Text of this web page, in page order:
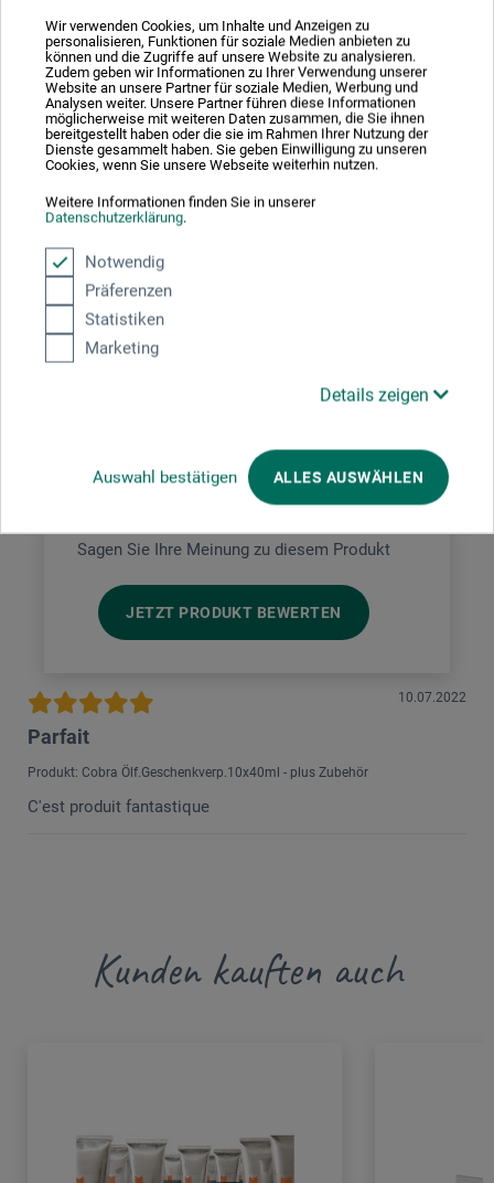
Wir verwenden Cookies, um Inhalte und Anzeigen zu
personalisieren, Funktionen für soziale Medien anbieten zu
können und die Zugriffe auf unsere Website zu analysieren.
Zudem geben wir Informationen zu Ihrer Verwendung unserer
Website an unsere Partner für soziale Medien, Werbung und
Analysen weiter. Unsere Partner führen diese Informationen
möglicherweise mit weiteren Daten zusammen, die Sie ihnen
bereitgestellt haben oder die sie im Rahmen Ihrer Nutzung der
Dienste gesammelt haben. Sie geben Einwilligung zu unseren
Cookies, wenn Sie unsere Webseite weiterhin nutzen.
Weitere Informationen finden Sie in unserer
Datenschutzerklärung.
Notwendig
Präferenzen
Statistiken
Marketing
Details zeigen
Auswahl bestätigen ALLES AUSWÄHLEN
Produktbewertungen (1)
Kundenbewertungen für "Ölfarben-Starterset mit
Zubehör"
5 Sterne
4 Sterne
Produkt bewerten
Sagen Sie Ihre Meinung zu diesem Produkt
JETZT PRODUKT BEWERTEN
10.07.2022
Parfait
Produkt: Cobra Ölf.Geschenkverp.10x40ml - plus Zubehör
C'est produit fantastique
Kunden kauften auch